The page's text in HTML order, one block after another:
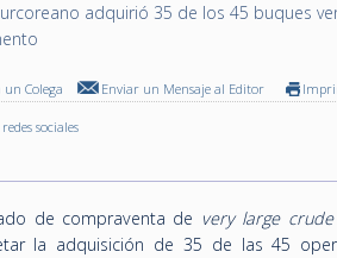
adquirió 35 de los 45 buques
un Colega Enviar un Mensaje al Editor
sociales
de compraventa de very large
la adquisición de 35 de las 45